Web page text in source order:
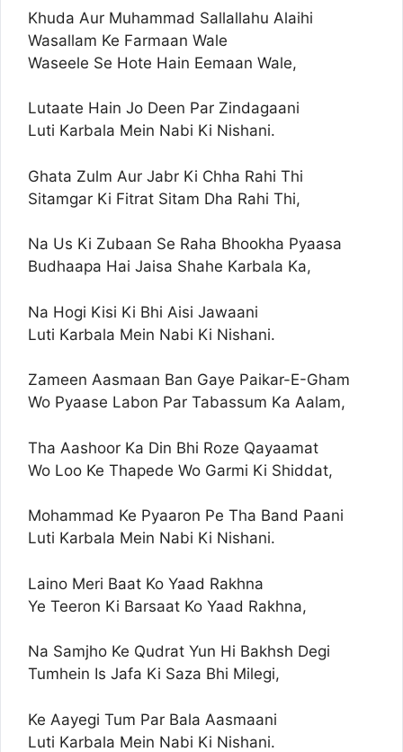
Khuda Aur Muhammad Sallallahu Alaihi
Wasallam Ke Farmaan Wale
Waseele Se Hote Hain Eemaan Wale,
Lutaate Hain Jo Deen Par Zindagaani
Luti Karbala Mein Nabi Ki Nishani.
Ghata Zulm Aur Jabr Ki Chha Rahi Thi
Sitamgar Ki Fitrat Sitam Dha Rahi Thi,
Na Us Ki Zubaan Se Raha Bhookha Pyaasa
Budhaapa Hai Jaisa Shahe Karbala Ka,
Na Hogi Kisi Ki Bhi Aisi Jawaani
Luti Karbala Mein Nabi Ki Nishani.
Zameen Aasmaan Ban Gaye Paikar-E-Gham
Wo Pyaase Labon Par Tabassum Ka Aalam,
Tha Aashoor Ka Din Bhi Roze Qayaamat
Wo Loo Ke Thapede Wo Garmi Ki Shiddat,
Mohammad Ke Pyaaron Pe Tha Band Paani
Luti Karbala Mein Nabi Ki Nishani.
Laino Meri Baat Ko Yaad Rakhna
Ye Teeron Ki Barsaat Ko Yaad Rakhna,
Na Samjho Ke Qudrat Yun Hi Bakhsh Degi
Tumhein Is Jafa Ki Saza Bhi Milegi,
Ke Aayegi Tum Par Bala Aasmaani
Luti Karbala Mein Nabi Ki Nishani.